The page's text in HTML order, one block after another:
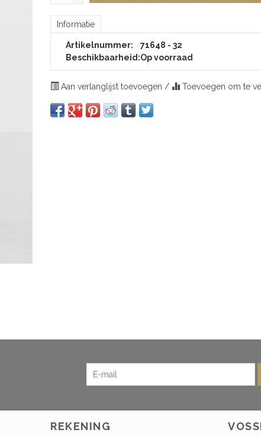
Informatie
Artikelnummer:
71648 - 32
Beschikbaarheid:Op voorraad
Aan verlanglijst toevoegen / Toevoegen om te
REKENING